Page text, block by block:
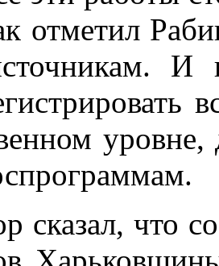
отметил
И
сказал, что